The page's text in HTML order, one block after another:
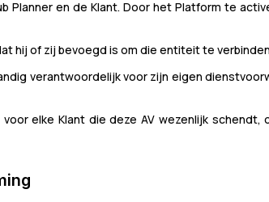
Planner en de Klant. Door het Platform te
hij of zij bevoegd is om die entiteit te
verantwoordelijk voor zijn eigen
elke Klant die deze AV wezenlijk schendt,